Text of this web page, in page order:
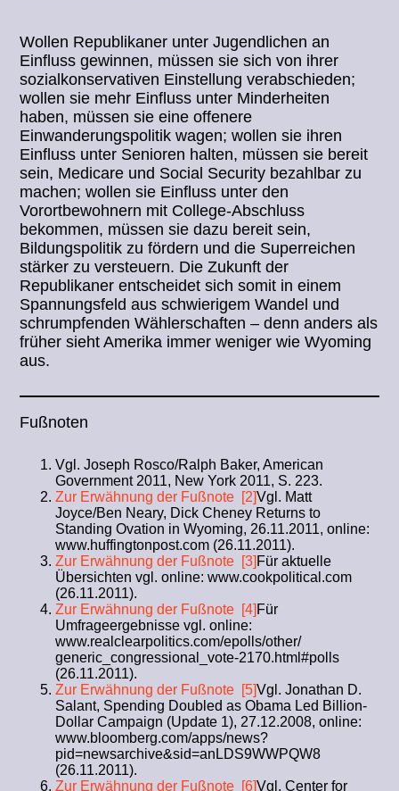
Wollen Republikaner unter Jugendlichen an
Einfluss gewinnen, müssen sie sich von ihrer
sozialkonservativen Einstellung verabschieden;
wollen sie mehr Einfluss unter Minderheiten
haben, müssen sie eine offenere
Einwanderungspolitik wagen; wollen sie ihren
Einfluss unter Senioren halten, müssen sie bereit
sein, Medicare und Social Security bezahlbar zu
machen; wollen sie Einfluss unter den
Vorortbewohnern mit College-Abschluss
bekommen, müssen sie dazu bereit sein,
Bildungspolitik zu fördern und die Superreichen
stärker zu versteuern. Die Zukunft der
Republikaner entscheidet sich somit in einem
Spannungsfeld aus schwierigem Wandel und
schrumpfenden Wählerschaften – denn anders als
früher sieht Amerika immer weniger wie Wyoming
aus.
Fußnoten
Vgl. Joseph Rosco/Ralph Baker, American
Government 2011, New York 2011, S. 223.
Zur Erwähnung der Fußnote [2]Vgl. Matt
Joyce/Ben Neary, Dick Cheney Returns to
Standing Ovation in Wyoming, 26.11.2011, online:
www.huffingtonpost.com (26.11.2011).
Zur Erwähnung der Fußnote [3] Für aktuelle
Übersichten vgl. online: www.cookpolitical.com
(26.11.2011).
Zur Erwähnung der Fußnote [4] Für
Umfrageergebnisse vgl. online:
www.realclearpolitics.com/epolls/other/
generic_congressional_vote-2170.html#polls
(26.11.2011).
Zur Erwähnung der Fußnote [5]Vgl. Jonathan D.
Salant, Spending Doubled as Obama Led Billion-
Dollar Campaign (Update 1), 27.12.2008, online:
www.bloomberg.com/apps/news?
pid=newsarchive&sid=anLDS9WWPQW8
(26.11.2011).
Zur Erwähnung der Fußnote [6]Vgl. Center for